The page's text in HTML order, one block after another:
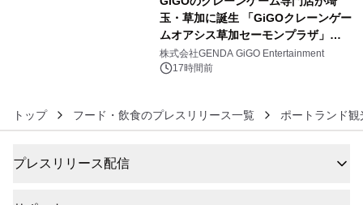
玉・草加に誕生 「GiGOクレーンゲー
ムオアシス草加セーモンプラザ」
2026年8月7日(金)10時グランドオープ
ン
株式会社GENDA GiGO Entertainment
17時間前
トップ フード・飲食のプレスリリース一覧 ポートランド
プレスリリース配信